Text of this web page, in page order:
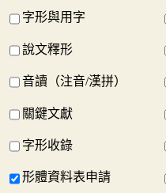
字形與用字
說文釋形
音讀（注音/漢拼）
關鍵文獻
字形收錄
形體資料表申請